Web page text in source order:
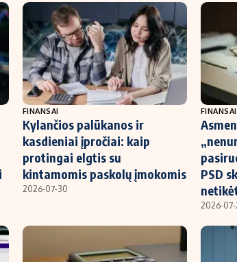
FINANSAI
Kylančios palūkanos ir
kasdieniai įpročiai: kaip
protingai elgtis su
kintamomis paskolų įmokomis
2026-07-30
FINANSAI
PSD
2026-